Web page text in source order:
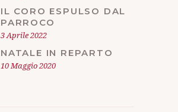
IL CORO ESPULSO DAL
PARROCO
3 Aprile 2022
NATALE IN REPARTO
10 Maggio 2020